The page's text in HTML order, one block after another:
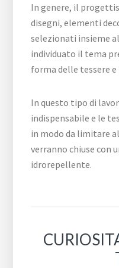
In genere, il
disegni, elementi
selezionati insieme
individuato il tema
forma delle tessere
In questo tipo di
indispensabile e le
in modo da limitare
verranno chiuse con
idrorepellente.